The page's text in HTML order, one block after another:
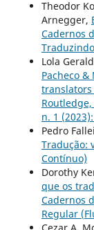
Theodor
Arnegger,
Cadernos
Lola
Pacheco
translators
n. 1
Pedro
Tradução:
Contínuo)
Dorothy
que os
Cadernos
Regular
Cezar A.